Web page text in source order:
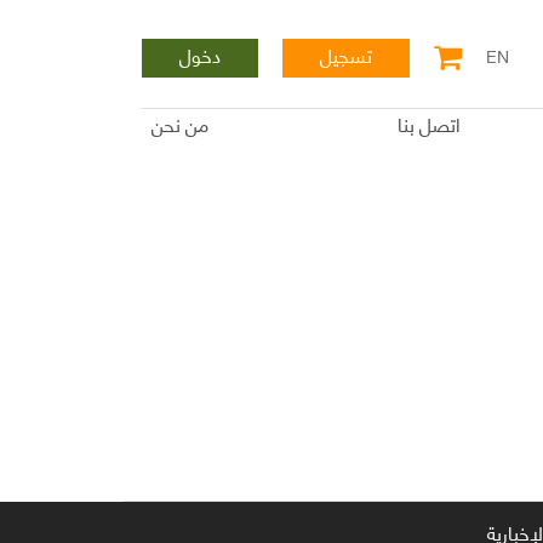
EN تسجيل
دخول
اتصل بنا
من نحن